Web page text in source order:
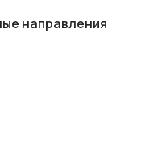
направления